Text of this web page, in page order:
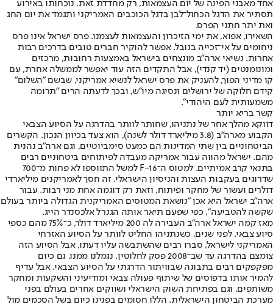
אחד מאבני הפינה של יום העצמאות, רק מחדדת זאת. נוכחותו באירוע
תסתיר את הדגל הכחול־לבן בדגל הכוכבים האמריקני ותגמד את יום החג
ואת יתר חתני הפרס.
השאירו, אפוא, את ימי הזיכרון והעצמאות לעצמנו. פרס ישראל אינו פרס
ניחומים על אי־זכייה בנובל. אפשר להוקיר חברים טובים בדרכים רבות
אחרות. נשיאי ארה"ב מונצחים בישראל באמצעות רחובות, מרכזים
ומונומנטים (יד קנדי), אבל התקדים הזה עוד יאפשר לממשלה אחרת, עם
קו מדיני הפוך, להעניק את פרס ישראל לנשיא אמריקני, שבשם "השלום"
קידם חלוקה של ירושלים ונסיגה מיו"ש, ובכך לדעתה הרים "תרומה
משמעותית לעם היהודי".
קשר בריא יותר
דווקא מהלך אחר של נתניהו, שחותר לוותר בהדרגה על הסיוע הצבאי
הקבוע מארה"ב (3.8 מיליארד דולר לשנה), הוא צעד בכיוון הנכון. הקשרים
הביטחוניים בין שתי המדינות הם כמעט סימביוטיים, וגם ארה"ב נהנית
מהם. ישראל מהווה עבור אמריקה מעבדה לפיתוחים ביטחוניים רבים
בתנאי קרב אמיתיים. למטוס ה־F-16 למשל התווספו לא פחות מ־700
שדרוגים בעקבות העצות והניסיון הישראלי. זה חסך לאמריקנים מיליארדי
דולרים ועשור של מחקר ופיתוח, וזאת רק דוגמה אחת מני רבות. עבור
ארה"ב ישראל היא אכן "נושאת המטוסים האמריקנית הגדולה ביותר בעולם
שקשה להטביעה", כפי שפעם תיאר אותה הגנרל אלכסנדר הייג.
מאז קמה ישראל ארה"ב העבירה לה 200 מיליארד דולר, כ־75% מהם כספי
סיוע צבאי. לפני שנים, כשנתניהו החליט לוותר על הסיוע האזרחי
האמריקני לישראל, סברו רבים שהשתבשה עליו דעתו, אבל הסיוע הזה
צומצם בהדרגה עד שב־2008 פסק לחלוטין. נגמלנו ממנו. גם כיום
מפקפקים רבים בתבונה שבוויתור הדרגתי על הסיוע הצבאי. אבל עדיף
להמיר אותו בדפוסים של שיתוף פעולה צבאי ומודיעיני והשקעות ומחקר
משותפים, וגם בפתיחת השוק הישראלי ושווקים אחרים בעולם בפני
מערכת הביטחון הישראלית. הללו חסומים בפנינו כיום בשל הסכמים מול